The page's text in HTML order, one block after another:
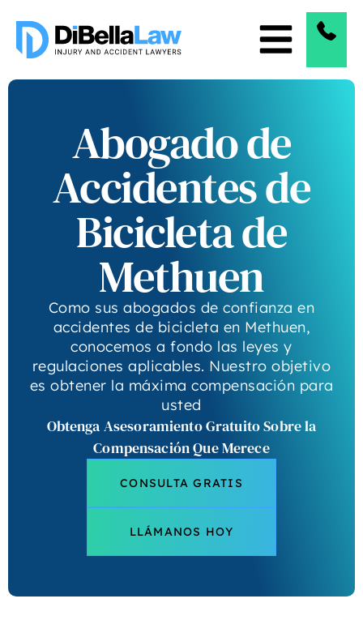
Abogado de
Accidentes de
Bicicleta de
Methuen
Como sus abogados de confianza en
accidentes de bicicleta en Methuen,
conocemos a fondo las leyes y
regulaciones aplicables. Nuestro objetivo
es obtener la máxima compensación para
usted
Obtenga Asesoramiento Gratuito Sobre la
Compensación Que Merece
CONSULTA GRATIS
LLÁMANOS HOY